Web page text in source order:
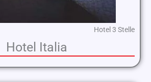
Hotel 3 Stelle
Hotel Italia